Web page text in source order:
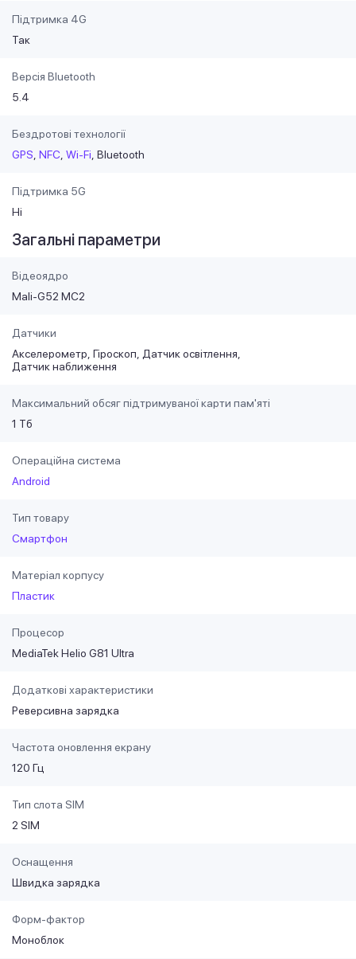
Підтримка 4G
Так
Версія Bluetooth
5.4
Бездротові технології
GPS NFC Wi-Fi Bluetooth
Підтримка 5G
Ні
Загальні параметри
Відеоядро
Mali-G52 MC2
Датчики
Акселерометр Гіроскоп Датчик освітлення
Датчик наближення
Максимальний обсяг підтримуваної карти пам'яті
1 Тб
Операційна система
Android
Тип товару
Смартфон
Матеріал корпусу
Пластик
Процесор
MediaTek Helio G81 Ultra
Додаткові характеристики
Реверсивна зарядка
Частота оновлення екрану
120 Гц
Тип слота SIM
2 SIM
Оснащення
Швидка зарядка
Форм-фактор
Моноблок